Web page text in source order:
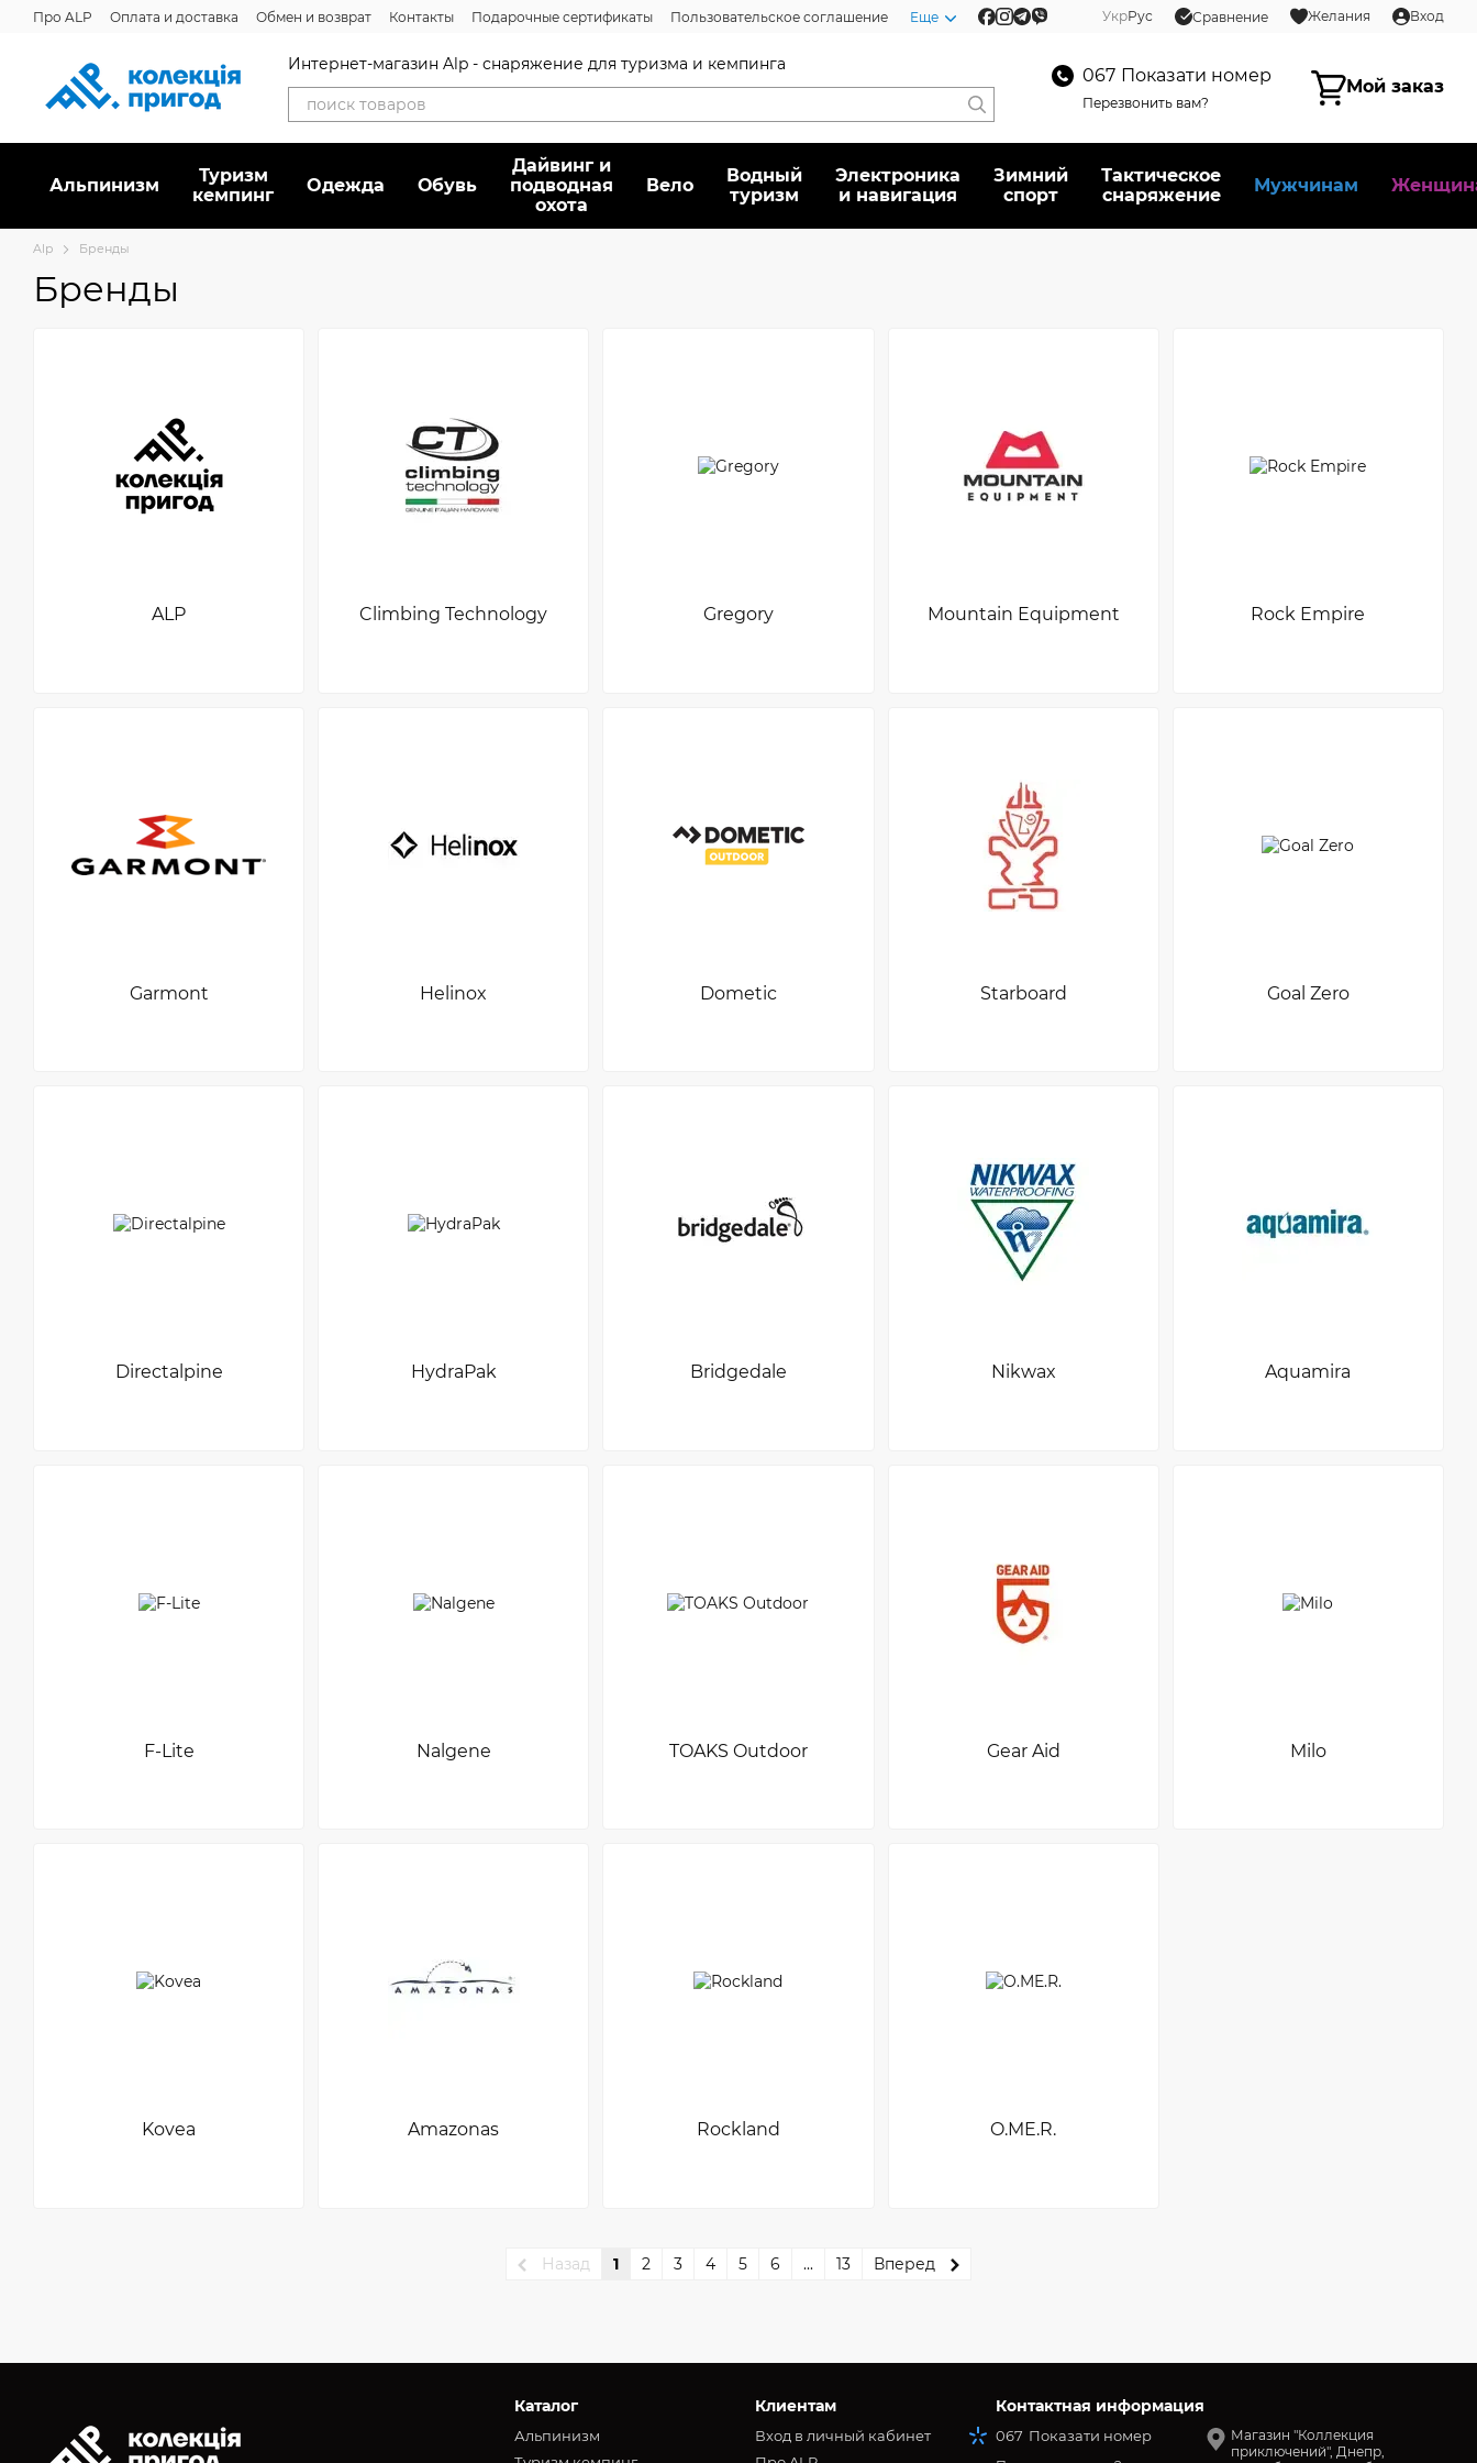
Перейти к основному контенту
Про ALP Оплата и доставка Обмен и возврат Контакты Подарочные сертификаты Пользовательское соглашение Еще УкрРус Сравнение Желания Вход
Интернет-магазин Alp - снаряжение для туризма и кемпинга
067 Показати номер
Перезвонить вам?
Мой заказ
Альпинизм
Туризм
кемпинг
Oдежда Обувь
Дайвинг и
подводная
охота
Вело
Водный
туризм
Электроника
и навигация
Зимний
спорт
Тактическое
снаряжение
Мужчинам
Alp Бренды
Бренды
ALP Climbing Technology Gregory Mountain Equipment Rock Empire
Garmont Helinox Dometic Starboard Goal Zero
Directalpine HydraPak Bridgedale Nikwax Aquamira
F-Lite Nalgene TOAKS Outdoor Gear Aid Milo
Kovea Amazonas Rockland O.ME.R.
Назад 1 2 3 4 5 6 ... 13 Вперед
Каталог
Альпинизм
Клиентам
Вход в личный кабинет
Контактная информация
067 Показати номер
Магазин "Коллекция
приключений", Днепр,